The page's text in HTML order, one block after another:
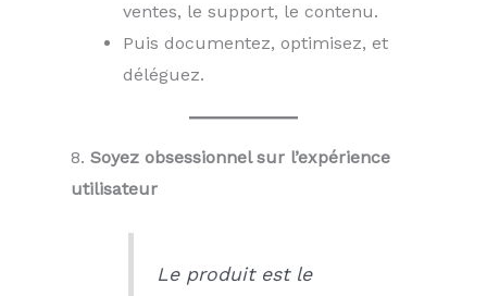
ventes, le support, le contenu.
Puis documentez, optimisez, et
déléguez.
8. Soyez obsessionnel sur l’expérience
utilisateur
Le produit est le